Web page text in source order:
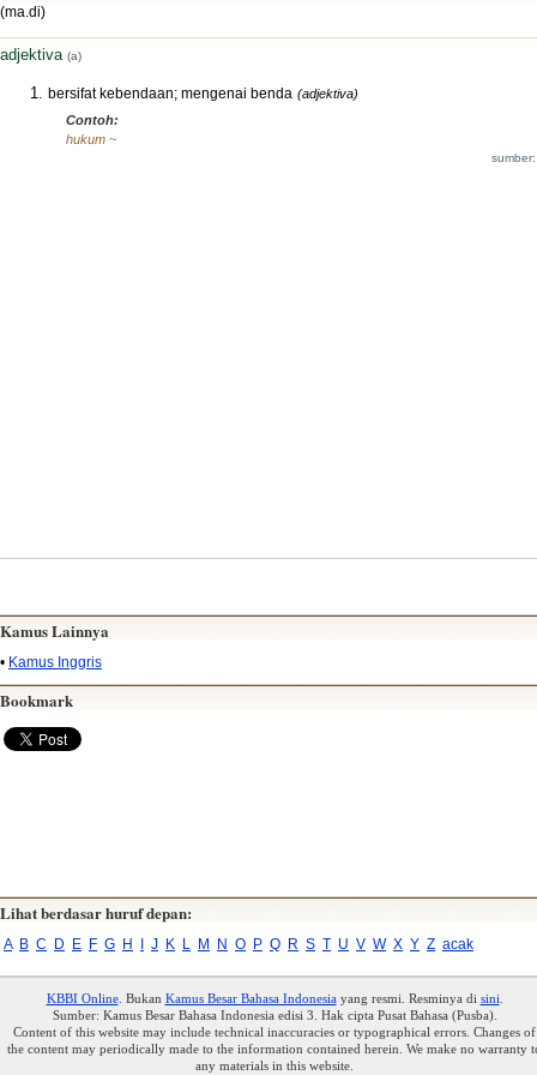
(ma.di)
adjektiva (a)
bersifat kebendaan; mengenai benda (adjektiva)
Contoh:
hukum ~
Kamus Lainnya
• Kamus Inggris
Bookmark
Lihat berdasar huruf depan:
A B C D E F G H I J K L M N O P Q R S T U V W X Y Z acak
KBBI Online. Bukan Kamus Besar Bahasa Indonesiayang resmi. Resminya di sini
Sumber: Kamus Besar Bahasa Indonesia edisi 3. Hak cipta Pusat Bahasa (Pusba).
Content of this website may include technical inaccuracies or typographical errors. Changes of
the content may periodically made to the information contained herein. We make no warranty
any materials in this website.